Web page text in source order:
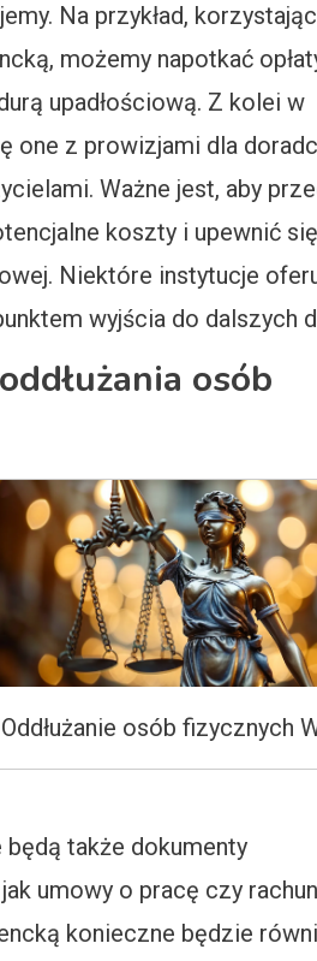
Na przykład, korzystając
możemy napotkać
upadłościową. Z kolei w
one z prowizjami dla
Ważne jest, aby
koszty i upewnić
Niektóre instytucje
wyjścia do dalszych
osób
Oddłużanie osób fizycznych
będą także dokumenty
umowy o pracę czy
konieczne będzie